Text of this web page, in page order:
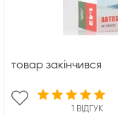
1 ВІДГУК
товар закінчився